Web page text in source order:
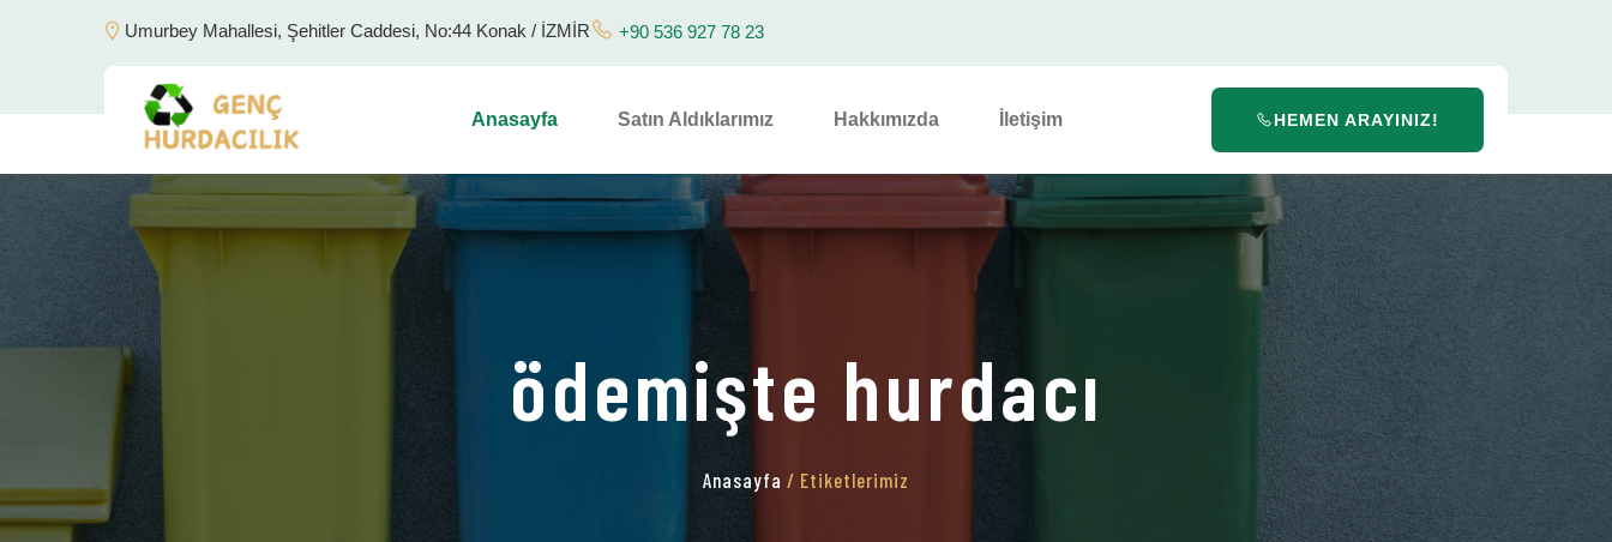
Umurbey Mahallesi, Şehitler Caddesi, No:44 Konak / İZMİR +90 536 927 78 23
Anasayfa Satın Aldıklarımız Hakkımızda İletişim HEMEN ARAYINIZ!
ödemişte hurdacı
Anasayfa / Etiketlerimiz